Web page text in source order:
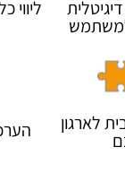
למשתמש
ליווי
לארגון